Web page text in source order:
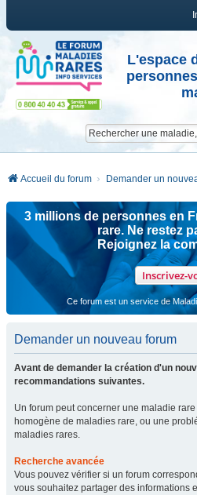
L'espace
Accueil du forum Demander un
3 millions de personnes en
rare. Ne restez
Rejoignez la
Inscrivez-
Ce forum est un service de
Demander un nouveau forum
Avant de demander la création d'un
recommandations suivantes.
Un forum peut concerner une maladie
homogène de maladies rare, ou une
maladies rares.
Recherche avancée
Vous pouvez vérifier si un forum
vous souhaitez partager des informations